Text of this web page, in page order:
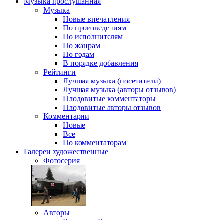
Музыка
Новые впечатления
По произведениям
По исполнителям
По жанрам
По годам
В порядке добавления
Рейтинги
Лучшая музыка (посетители)
Лучшая музыка (авторы отзывов)
Плодовитые комментаторы
Плодовитые авторы отзывов
Комментарии
Новые
Все
По комментаторам
Галереи художественные
Фотосерия
Авторы